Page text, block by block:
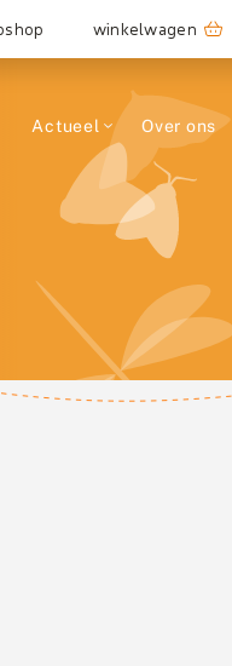
winkelwagen
Actueel Over ons